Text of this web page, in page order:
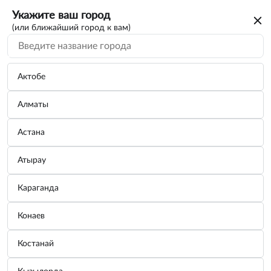
Укажите ваш город
(или ближайший город к вам)
Актобе
Алматы
Астана
Атырау
Караганда
Конаев
Костанай
Шланг для пылесоса 34 мм
Бренд:GRASS